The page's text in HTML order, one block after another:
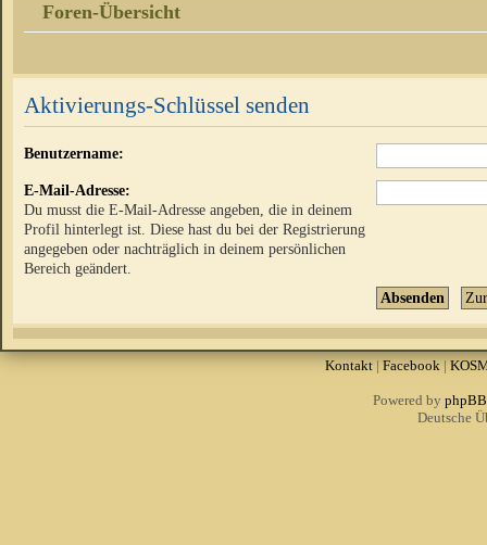
Foren-Übersicht
Aktivierungs-Schlüssel senden
Benutzername:
E-Mail-Adresse:
Du musst die E-Mail-Adresse angeben, die in deinem
Profil hinterlegt ist. Diese hast du bei der Registrierung
angegeben oder nachträglich in deinem persönlichen
Bereich geändert.
Kontakt| Facebook |
Powered by phpBB
Deutsche